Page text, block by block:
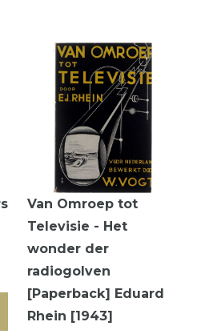
Van Omroep tot
Televisie - Het
wonder der
radiogolven
[Paperback] Eduard
Rhein [1943]